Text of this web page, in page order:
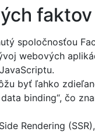
spoločnosťou
webových
byť ľahko
binding“, čo
Rendering